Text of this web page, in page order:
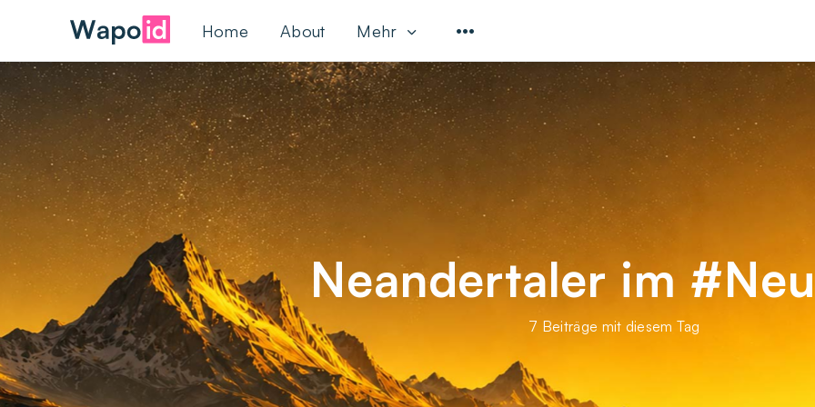
Home About Mehr
Neandertaler im
7 Beiträge mit diesem Tag